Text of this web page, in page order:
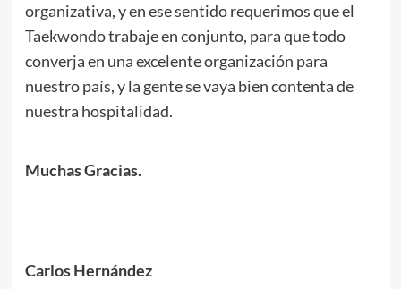
organizativa, y en ese sentido requerimos que el
Taekwondo trabaje en conjunto, para que todo
converja en una excelente organización para
nuestro país, y la gente se vaya bien contenta de
nuestra hospitalidad.
Muchas Gracias.
Carlos Hernández